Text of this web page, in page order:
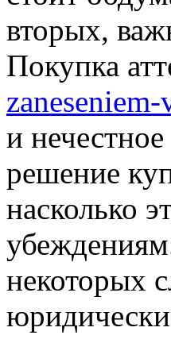
вторых,
Покупка
и
решение
насколько
некоторых